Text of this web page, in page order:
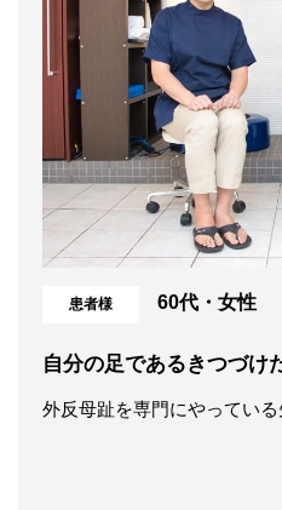
患者様 60代・女性
自分の足であるきつづけ